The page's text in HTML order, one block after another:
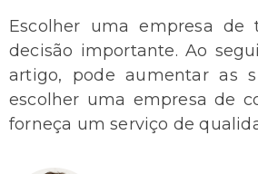
Escolher uma empresa de
decisão importante. Ao
artigo, pode aumentar as
escolher uma empresa de
forneça um serviço de